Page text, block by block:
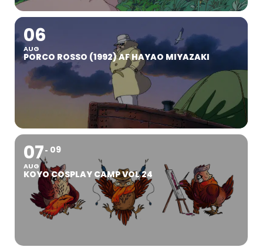
06
AUG
PORCO ROSSO (1992) AF HAYAO MIYAZAKI
07
AUG
09
KOYO COSPLAY CAMP VOL 24